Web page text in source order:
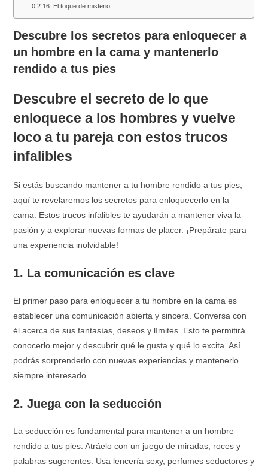
El toque de misterio
Descubre los secretos para enloquecer a
un hombre en la cama y mantenerlo
rendido a tus pies
Descubre el secreto de lo que
enloquece a los hombres y vuelve
loco a tu pareja con estos trucos
infalibles
Si estás buscando mantener a tu hombre rendido a tus pies,
aquí te revelaremos los secretos para enloquecerlo en la
cama. Estos trucos infalibles te ayudarán a mantener viva la
pasión y a explorar nuevas formas de placer. ¡Prepárate para
una experiencia inolvidable!
1. La comunicación es clave
El primer paso para enloquecer a tu hombre en la cama es
establecer una comunicación abierta y sincera. Conversa con
él acerca de sus fantasías, deseos y límites. Esto te permitirá
conocerlo mejor y descubrir qué le gusta y qué lo excita. Así
podrás sorprenderlo con nuevas experiencias y mantenerlo
siempre interesado.
2. Juega con la seducción
La seducción es fundamental para mantener a un hombre
rendido a tus pies. Atráelo con un juego de miradas, roces y
palabras sugerentes. Usa lencería sexy, perfumes seductores y